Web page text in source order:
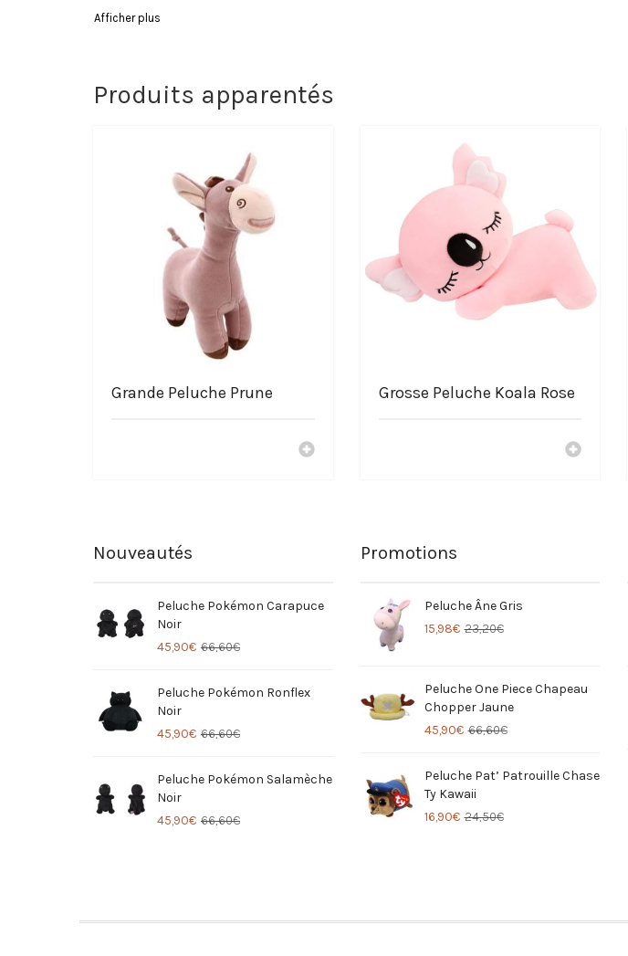
Parcourez notre variété de souris en peluche
Caractéristiques de la Peluche Souris Couette
Peluche représenté : souris
Grande qualité
Grandement douce
Matière de la peluche : coton
Lavage à la main conseillé ou Lavable à 30 degrés
Choisir la boutique La-Peluche.com
Service Français
Livraison offerte
Paiement sécurisé à 100%
Des peluches moins chers
Afficher plus
Produits apparentés
Grande Peluche Prune Grosse Peluche Koala Rose
Nouveautés
Peluche Pokémon Carapuce
Noir
66,60€
45,90€
Peluche Pokémon Ronflex
Noir
66,60€
45,90€
Peluche Pokémon Salamèche
Noir
66,60€
45,90€
Promotions
Peluche Âne Gris
23,20€
15,98€
Peluche One Piece Chapeau
Chopper Jaune
66,60€
45,90€
Peluche Pat’ Patrouille Chase
Ty Kawaii
24,50€
16,90€